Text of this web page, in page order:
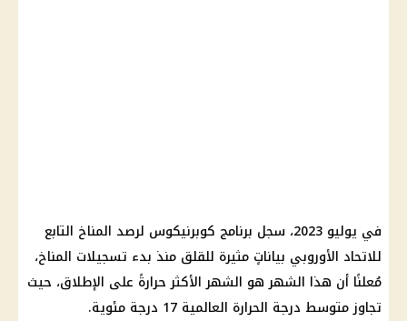
في يوليو 2023، سجل برنامج كوبرنيكوس لرصد المناخ التابع
للاتحاد الأوروبي بياناتٍ مثيرة للقلق منذ بدء تسجيلات المناخ،
مُعلنًا أن هذا الشهر هو الشهر الأكثر حرارةً على الإطلاق، حيث
تجاوز متوسط درجة الحرارة العالمية 17 درجة مئوية.